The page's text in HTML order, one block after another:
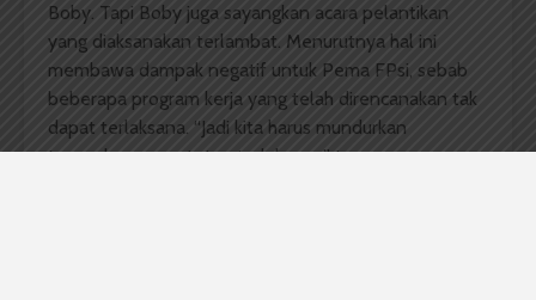
Boby. Tapi Boby juga sayangkan acara pelantikan
yang diaksanakan terlambat. Menurutnya hal ini
membawa dampak negatif untuk Pema FPsi, sebab
beberapa program kerja yang telah direncanakan tak
dapat terlaksana. “Jadi kita harus mundurkan
tanggalnya, agar tetap terlaksana,” tegasnya.